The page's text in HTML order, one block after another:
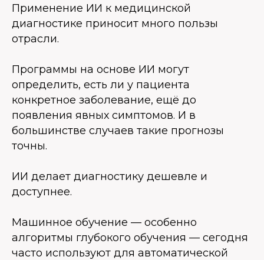
Применение ИИ к медицинской
диагностике приносит много пользы
отрасли.
Программы на основе ИИ могут
определить, есть ли у пациента
конкретное заболевание, ещё до
появления явных симптомов. И в
большинстве случаев такие прогнозы
точны.
ИИ делает диагностику дешевле и
доступнее.
Машинное обучение — особенно
алгоритмы глубокого обучения — сегодня
часто используют для автоматической